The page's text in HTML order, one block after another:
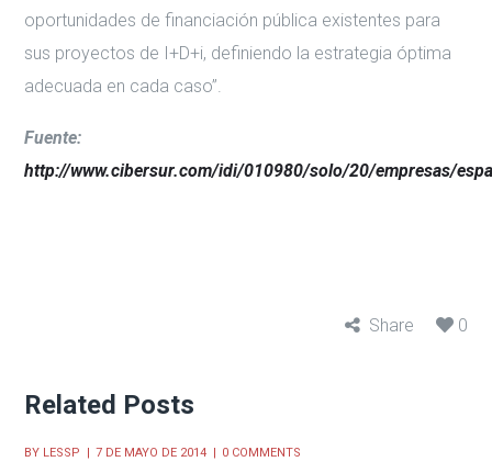
oportunidades de financiación pública existentes para
sus proyectos de I+D+i, definiendo la estrategia óptima
adecuada en cada caso”.
Fuente:
http://www.cibersur.com/idi/010980/solo/20/empresas/
Share 0
Related Posts
BY LESSP 7 DE MAYO DE 2014 0 COMMENTS